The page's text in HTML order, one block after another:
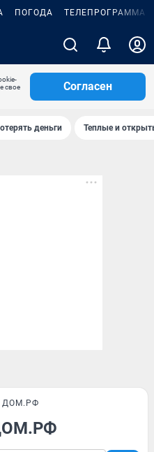
ПОГОДА ТЕЛЕПРОГРАММА
свое
Согласен
деньги Теплые и
ДОМ.РФ